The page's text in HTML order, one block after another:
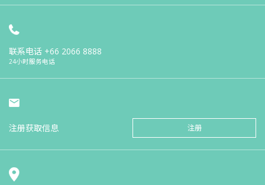
联系电话 +66 2066 8888
24小时服务电话
注册获取信息 注册